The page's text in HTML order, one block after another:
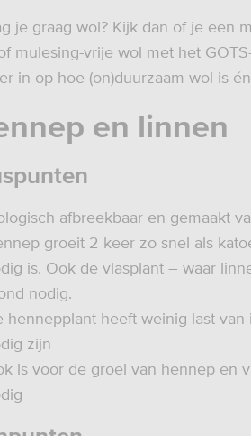
je graag wol? Kijk dan of je een
mulesing-vrije wol met het
in op hoe (on)duurzaam wol is
en linnen
afbreekbaar en gemaakt
groeit 2 keer zo snel als
is. Ook de vlasplant – waar
nodig.
hennepplant heeft weinig last
zijn
is voor de groei van hennep en